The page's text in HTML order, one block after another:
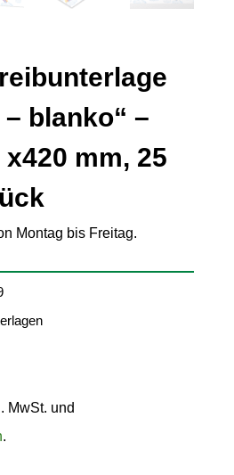
blanko“ –
mm, 25
Montag bis Freitag.
MwSt. und
.